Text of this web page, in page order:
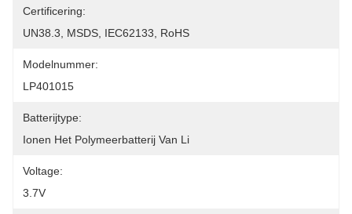
Certificering:
UN38.3, MSDS, IEC62133, RoHS
Modelnummer:
LP401015
Batterijtype:
Ionen Het Polymeerbatterij Van Li
Voltage:
3.7V